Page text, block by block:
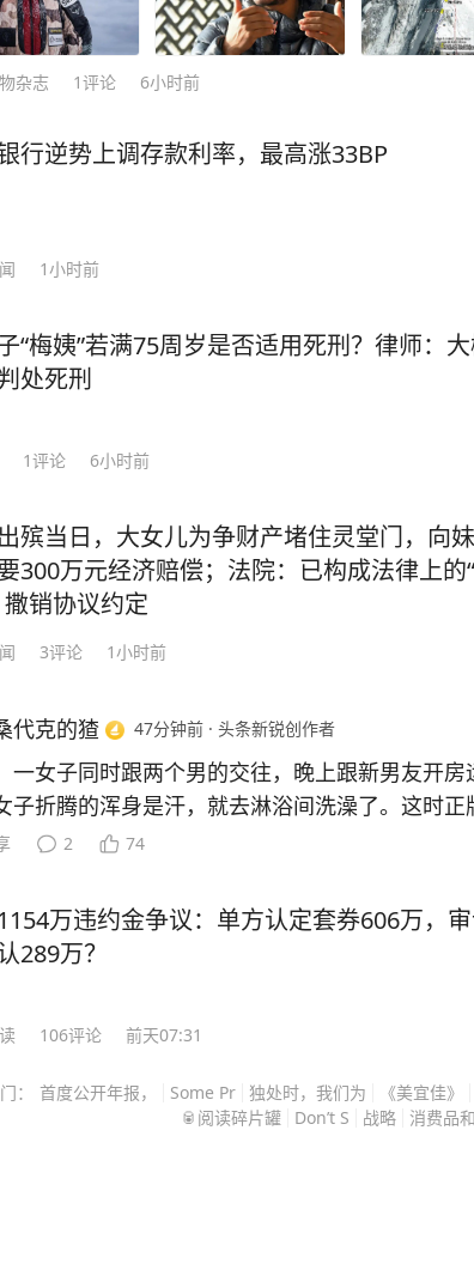
杂志 1评论 6小时前
行逆势上调存款利率，最高涨33BP
1小时前
“梅姨”若满75周岁是否适用死刑？律师：
处死刑
1评论 6小时前
殡当日，大女儿为争财产堵住灵堂门，向
300万元经济赔偿；法院：已构成法律上的
撒销协议约定
3评论 1小时前
代克的猹 47分钟前 · 头条新锐创作者
一女子同时跟两个男的交往，晚上跟新男友开房
子折腾的浑身是汗，就去淋浴间洗澡了。这时正
过来，新男友就接听了，这下东窗事发了。两个
对方给伤害了，构成了重伤二级，这下就悲催了。 据
，贵州这名女子同时和两名男子交往，对两边都
也不知道对方的存在。 说句实在话，这姑娘在感情
某，俩人很快确定了关系，后来干脆租了房同居
张某，她倒好，既没跟罗某提自己有了新欢，也
2 74
万违约金争议：单方认定套券606万，
289万？
106评论 前天07:31
： 首度公开年报， Some Pr 独处时，我们为 《美宜佳》
🥫阅读碎片罐
Don’t S 战略 消费品